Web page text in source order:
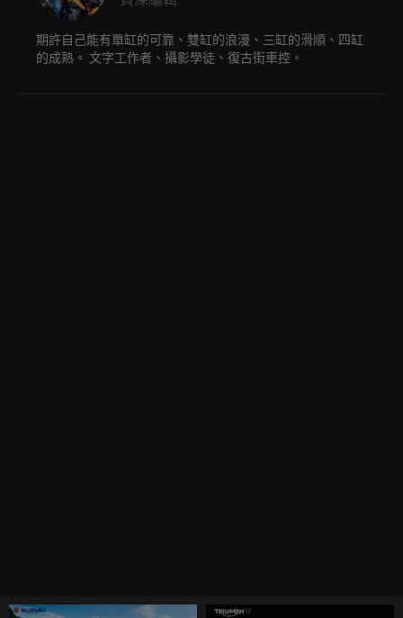
期許自己能有單缸的可靠、雙缸的浪漫、三缸的滑順、四缸
的成熟。 文字工作者、攝影學徒、復古街車控。